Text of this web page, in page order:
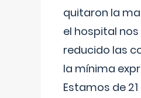
quitaron la
el hospital nos
reducido las
la mínima
Estamos de